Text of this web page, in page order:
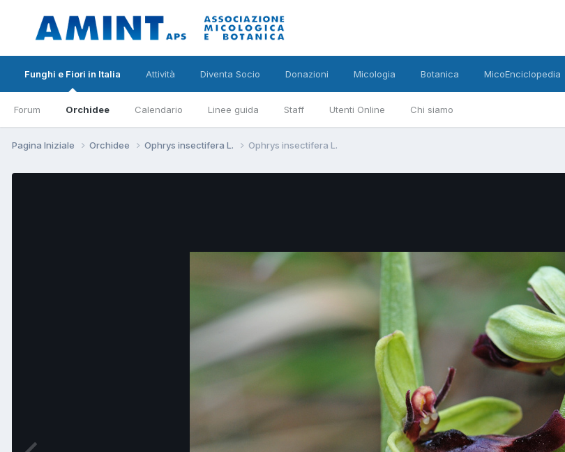
Funghi e Fiori in Italia
Forum Orchidee Calendario Linee guida Staff Utenti Online Chi siamo
Attività Diventa Socio Donazioni Micologia Botanica MicoEnciclopedia
Pagina Iniziale Orchidee Ophrys insectifera L. Ophrys insectifera L.